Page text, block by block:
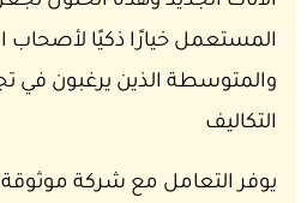
المستعمل خيارًا ذكيًا لأصحاب
والمتوسطة الذين يرغبون في
التكاليف
يوفر التعامل مع شركة موثوقة